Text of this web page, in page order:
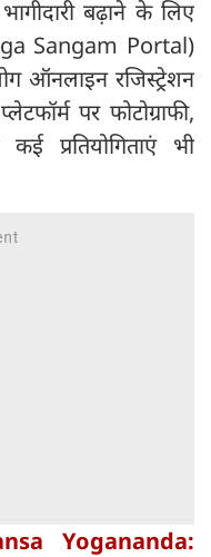
बढ़ाने के लिए
Sangam Portal)
ऑनलाइन रजिस्ट्रेशन
पर फोटोग्राफी,
प्रतियोगिताएं भी
Yogananda: